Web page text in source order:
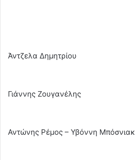
Άντζελα Δημητρίου
Γιάννης Ζουγανέλης
Αντώνης Ρέμος – Υβόννη Μπόσνιακ